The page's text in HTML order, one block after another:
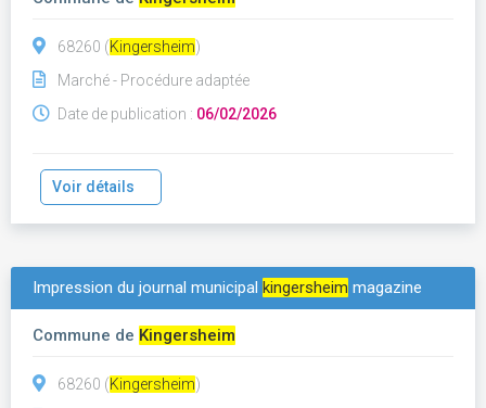
68260 (Kingersheim)
Marché - Procédure adaptée
Date de publication : 06/02/2026
Voir détails
Impression du journal municipal kingersheim magazine
Commune de Kingersheim
68260 (Kingersheim)